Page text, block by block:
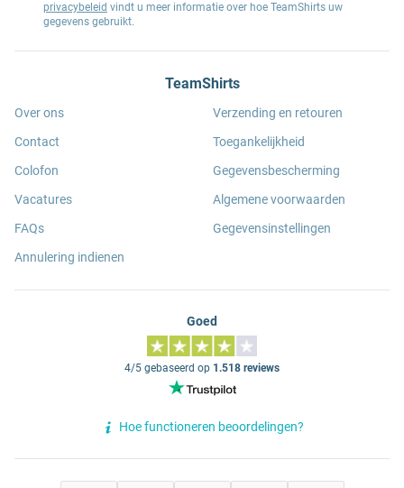
privacybeleid vindt u meer informatie over hoe TeamShirts uw
gegevens gebruikt.
TeamShirts
Over ons
Contact
Colofon
Vacatures
FAQs
Annulering indienen
Verzending en retouren
Toegankelijkheid
Gegevensbescherming
Algemene voorwaarden
Gegevensinstellingen
Goed
4/5 gebaseerd op 1.518 reviews
Hoe functioneren beoordelingen?